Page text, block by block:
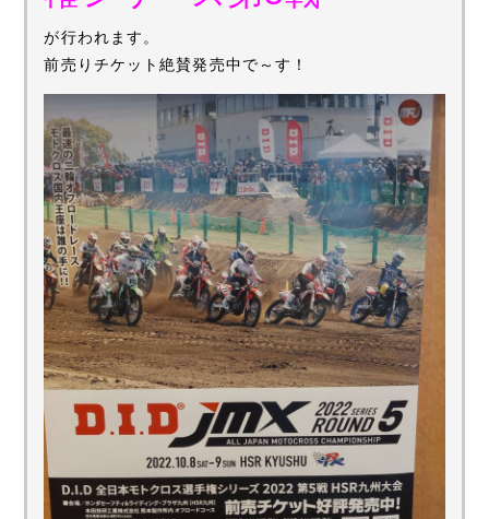
が行われます。
前売りチケット絶賛発売中で～す！